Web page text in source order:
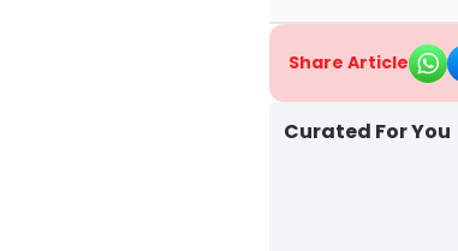
Share Article
Curated For You